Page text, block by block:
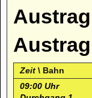
Zeit \ Bahn
09:00 Uhr